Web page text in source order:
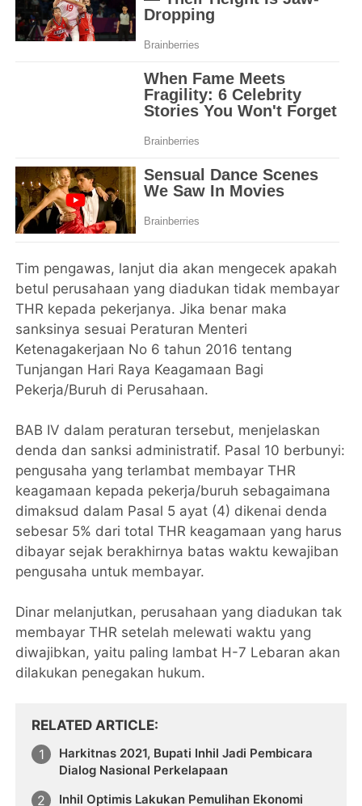
Tim pengawas, lanjut dia akan mengecek apakah
betul perusahaan yang diadukan tidak membayar
THR kepada pekerjanya. Jika benar maka
sanksinya sesuai Peraturan Menteri
Ketenagakerjaan No 6 tahun 2016 tentang
Tunjangan Hari Raya Keagamaan Bagi
Pekerja/Buruh di Perusahaan.
BAB IV dalam peraturan tersebut, menjelaskan
denda dan sanksi administratif. Pasal 10 berbunyi:
pengusaha yang terlambat membayar THR
keagamaan kepada pekerja/buruh sebagaimana
dimaksud dalam Pasal 5 ayat (4) dikenai denda
sebesar 5% dari total THR keagamaan yang harus
dibayar sejak berakhirnya batas waktu kewajiban
pengusaha untuk membayar.
Dinar melanjutkan, perusahaan yang diadukan tak
membayar THR setelah melewati waktu yang
diwajibkan, yaitu paling lambat H-7 Lebaran akan
dilakukan penegakan hukum.
RELATED ARTICLE
Harkitnas 2021, Bupati Inhil Jadi Pembicara
Dialog Nasional Perkelapaan
Inhil Optimis Lakukan Pemulihan Ekonomi